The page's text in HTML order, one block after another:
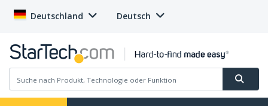
Deutschland Deutsch